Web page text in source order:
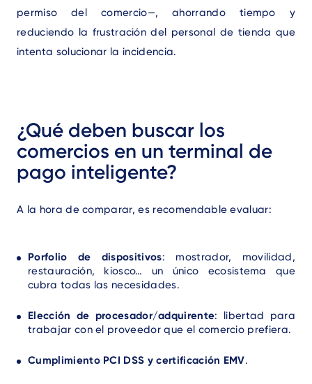
permiso del comercio—, ahorrando tiempo y
reduciendo la frustración del personal de tienda que
intenta solucionar la incidencia.
¿Qué deben buscar los
comercios en un terminal de
pago inteligente?
A la hora de comparar, es recomendable evaluar:
Porfolio de dispositivos: mostrador, movilidad,
restauración, kiosco… un único ecosistema que
cubra todas las necesidades.
Elección de procesador/adquirente: libertad para
trabajar con el proveedor que el comercio prefiera.
Cumplimiento PCI DSS y certificación EMV.